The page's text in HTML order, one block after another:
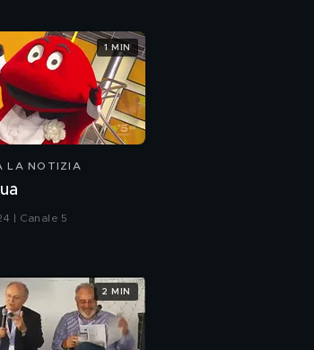
Guaccero e Vespa a
Spetteguless
LA NOTIZIA
| Canale 5
1 MIN
2 MIN